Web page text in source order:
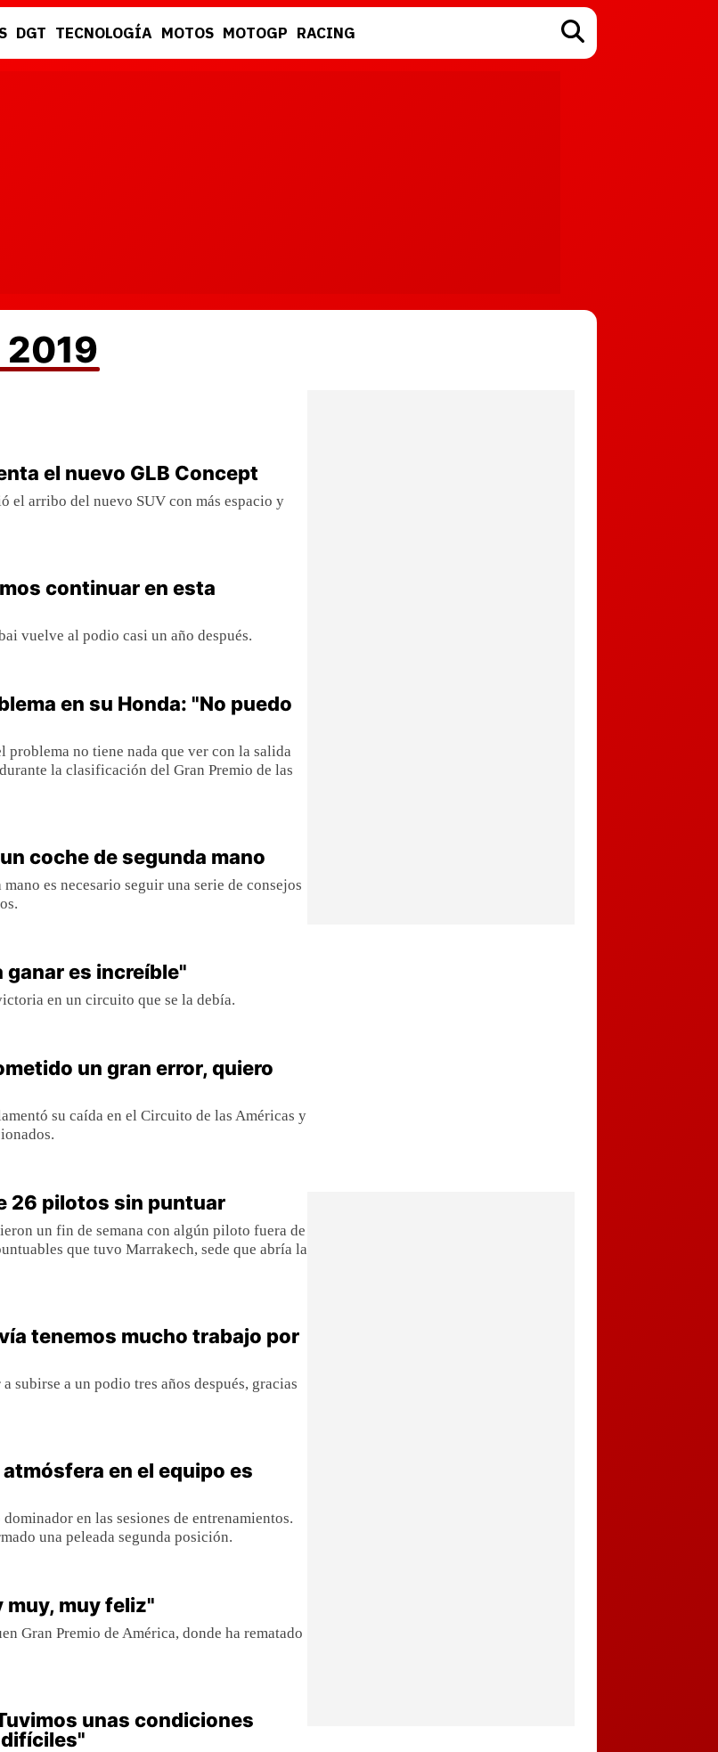
DGT TECNOLOGÍA MOTOS MOTOGP RACING
el nuevo GLB Concept
el arribo del nuevo SUV con más espacio y
continuar en esta
vuelve al podio casi un año después.
en su Honda: "No puedo
no tiene nada que ver con la salida
la clasificación del Gran Premio de las
coche de segunda mano
es necesario seguir una serie de consejos
ganar es increíble"
en un circuito que se la debía.
un gran error, quiero
su caída en el Circuito de las Américas y
26 pilotos sin puntuar
un fin de semana con algún piloto fuera de
que tuvo Marrakech, sede que abría la
tenemos mucho trabajo por
subirse a un podio tres años después, gracias
en el equipo es
en las sesiones de entrenamientos.
una peleada segunda posición.
muy feliz"
Gran Premio de América, donde ha rematado
unas condiciones